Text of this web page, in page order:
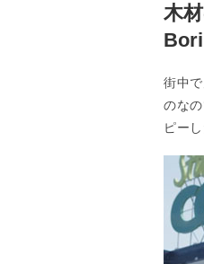
木
街中
のな
ピー